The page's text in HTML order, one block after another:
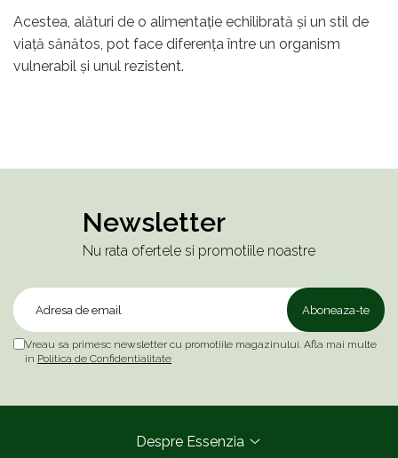
Acestea, alături de o alimentație echilibrată și un stil de
viață sănătos, pot face diferența între un organism
vulnerabil și unul rezistent.
Newsletter
Nu rata ofertele si promotiile noastre
Vreau sa primesc newsletter cu promotiile magazinului. Afla mai multe
in Politica de Confidentialitate
Despre Essenzia